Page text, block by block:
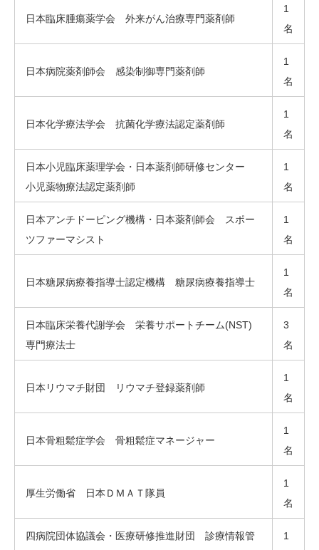
日本臨床腫瘍薬学会 外来がん治療専門薬剤師
1
名
日本病院薬剤師会 感染制御専門薬剤師
1
名
日本化学療法学会 抗菌化学療法認定薬剤師
1
名
日本小児臨床薬理学会・日本薬剤師研修センター
小児薬物療法認定薬剤師
1
名
日本アンチドーピング機構・日本薬剤師会 スポー
ツファーマシスト
1
名
日本糖尿病療養指導士認定機構 糖尿病療養指導士
1
名
日本臨床栄養代謝学会 栄養サポートチーム(NST)
専門療法士
3
名
日本リウマチ財団 リウマチ登録薬剤師
1
名
日本骨粗鬆症学会 骨粗鬆症マネージャー
1
名
厚生労働省 日本ＤＭＡＴ隊員
1
名
四病院団体協議会・医療研修推進財団 診療情報管
1